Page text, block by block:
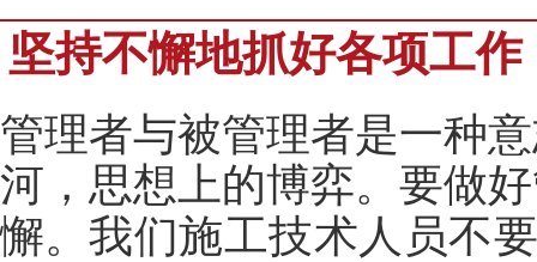
坚持不懈地抓好各项工
管理者与被管理者是一种
河，思想上的博弈。要做
懈。 我们施工技术人员不